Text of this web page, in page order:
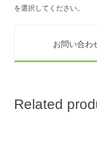
を選択してください。
お問い合わ
Related